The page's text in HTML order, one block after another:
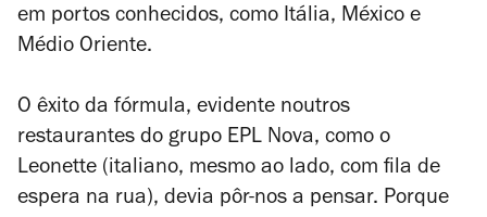
em portos conhecidos, como Itália, México e
Médio Oriente.
O êxito da fórmula, evidente noutros
restaurantes do grupo EPL Nova, como o
Leonette (italiano, mesmo ao lado, com fila de
espera na rua), devia pôr-nos a pensar. Porque